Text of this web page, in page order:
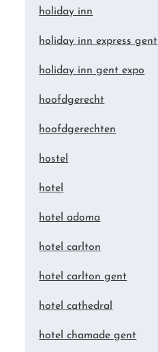
holiday inn
holiday inn express gent
holiday inn gent expo
hoofdgerecht
hoofdgerechten
hostel
hotel
hotel adoma
hotel carlton
hotel carlton gent
hotel cathedral
hotel chamade gent